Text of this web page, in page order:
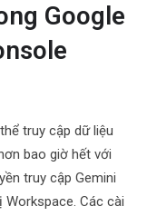
Google
truy cập dữ liệu
bao giờ hết với
truy cập Gemini
Workspace. Các cài